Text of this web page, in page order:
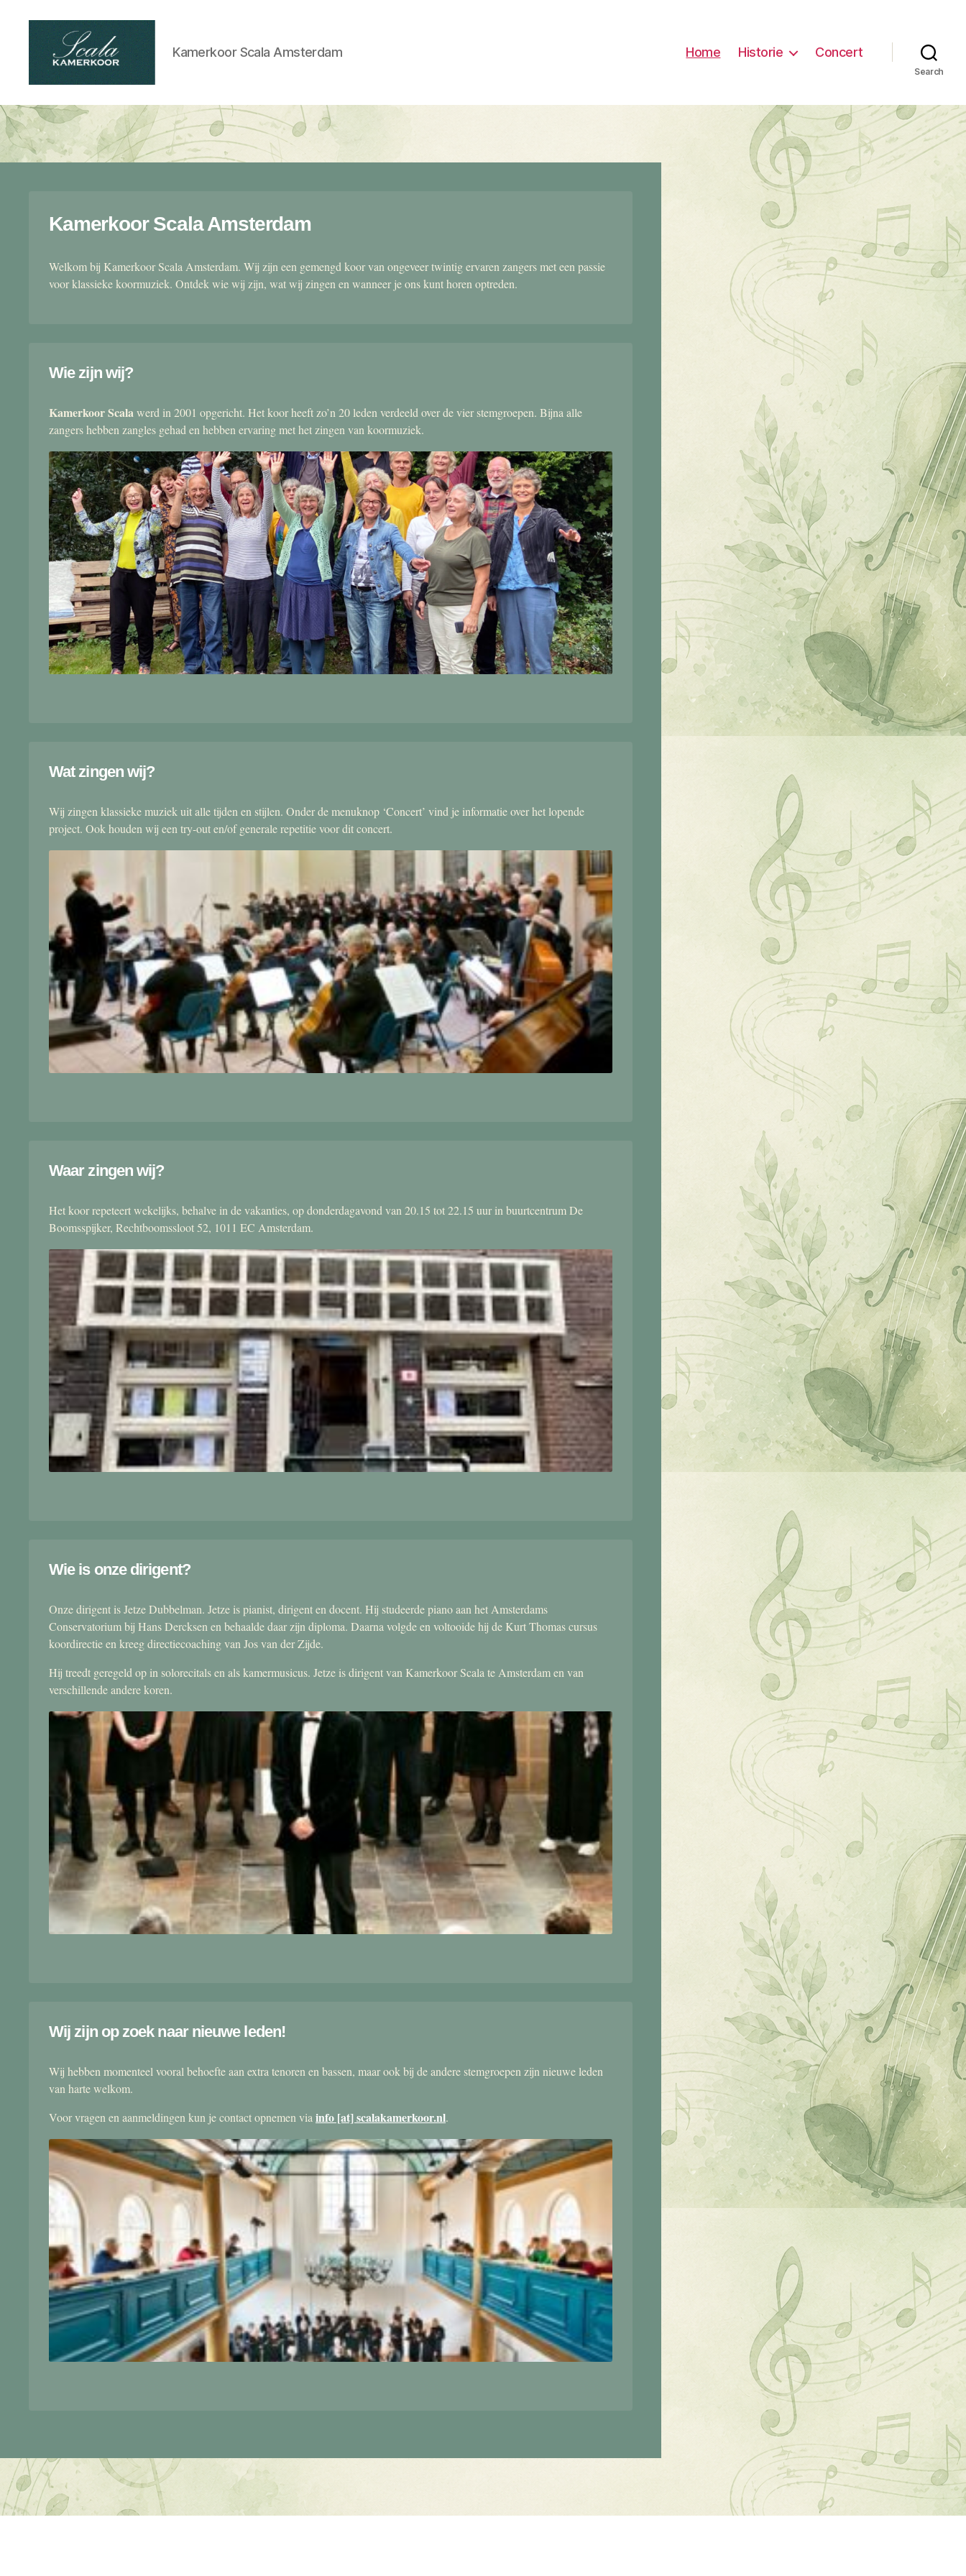
kamerkoor
Kamerkoor Scala Amsterdam Home Historie Concert
Search
Kamerkoor Scala Amsterdam
Welkom bij Kamerkoor Scala Amsterdam. Wij zijn een gemengd koor van ongeveer twintig ervaren zangers met een passie
voor klassieke koormuziek. Ontdek wie wij zijn, wat wij zingen en wanneer je ons kunt horen optreden.
Wie zijn wij?
Kamerkoor Scalawerd in 2001 opgericht. Het koor heeft zo’n 20 leden verdeeld over de vier stemgroepen. Bijna alle
zangers hebben zangles gehad en hebben ervaring met het zingen van koormuziek.
Wat zingen wij?
Wij zingen klassieke muziek uit alle tijden en stijlen. Onder de menuknop ‘Concert’ vind je informatie over het lopende
project. Ook houden wij een try-out en/of generale repetitie voor dit concert.
Waar zingen wij?
Het koor repeteert wekelijks, behalve in de vakanties, op donderdagavond van 20.15 tot 22.15 uur in buurtcentrum De
Boomsspijker, Rechtboomssloot 52, 1011 EC Amsterdam.
Wie is onze dirigent?
Onze dirigent is Jetze Dubbelman. Jetze is pianist, dirigent en docent. Hij studeerde piano aan het Amsterdams
Conservatorium bij Hans Dercksen en behaalde daar zijn diploma. Daarna volgde en voltooide hij de Kurt Thomas cursus
koordirectie en kreeg directiecoaching van Jos van der Zijde.
Hij treedt geregeld op in solorecitals en als kamermusicus. Jetze is dirigent van Kamerkoor Scala te Amsterdam en van
verschillende andere koren.
Wij zijn op zoek naar nieuwe leden!
Wij hebben momenteel vooral behoefte aan extra tenoren en bassen, maar ook bij de andere stemgroepen zijn nieuwe leden
van harte welkom.
Voor vragen en aanmeldingen kun je contact opnemen via info [at] scalakamerkoor.nl.